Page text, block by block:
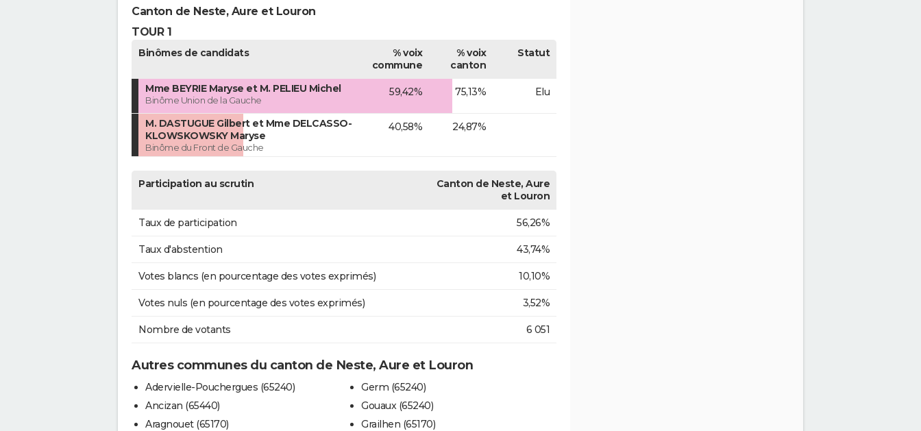
Canton de Neste, Aure et Louron
TOUR 1
Binômes de candidats
% voix
commune
% voix
canton
Statut
Mme BEYRIE Maryse et M. PELIEU Michel
Binôme Union de la Gauche
59,42% 75,13% Elu
M. DASTUGUE Gilbert et Mme DELCASSO-
KLOWSKOWSKY Maryse
Binôme du Front de Gauche
40,58% 24,87%
Participation au scrutin
Canton de Neste, Aure
et Louron
Taux de participation 56,26%
Taux d'abstention 43,74%
Votes blancs (en pourcentage des votes exprimés) 10,10%
Votes nuls (en pourcentage des votes exprimés) 3,52%
Nombre de votants 6 051
Autres communes du canton de Neste, Aure et Louron
Adervielle-Pouchergues (65240)
Ancizan (65440)
Aragnouet (65170)
Germ (65240)
Gouaux (65240)
Grailhen (65170)